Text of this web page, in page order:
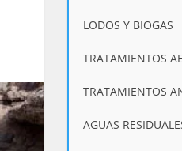
LODOS Y BIOGAS
TRATAMIENTOS
TRATAMIENTOS
AGUAS